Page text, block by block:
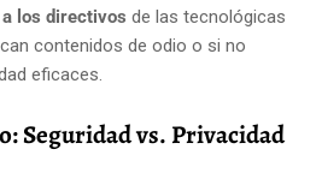
los directivos de las tecnológicas
contenidos de odio o si no
eficaces.
Seguridad vs. Privacidad